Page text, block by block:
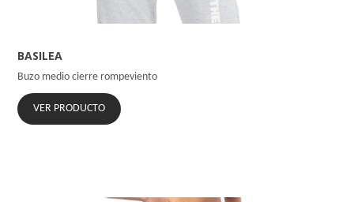
BASILEA
Buzo medio cierre rompeviento
VER PRODUCTO